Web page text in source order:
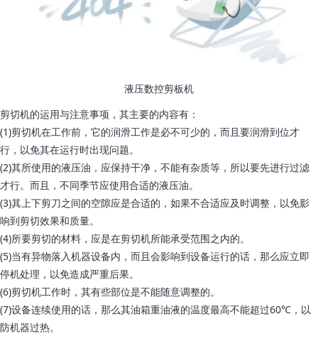
液压数控剪板机
剪切机的运用与注意事项，其主要的内容有：
(1)剪切机在工作前，它的润滑工作是必不可少的，而且要润滑到位才
行，以免其在运行时出现问题。
(2)其所使用的液压油，应保持干净，不能有杂质等，所以要先进行过滤
才行。而且，不同季节应使用合适的液压油。
(3)其上下剪刀之间的空隙应是合适的，如果不合适应及时调整，以免影
响到剪切效果和质量。
(4)所要剪切的材料，应是在剪切机所能承受范围之内的。
(5)当有异物落入机器设备内，而且会影响到设备运行的话，那么应立即
停机处理，以免造成严重后果。
(6)剪切机工作时，其有些部位是不能随意调整的。
(7)设备连续使用的话，那么其油箱重油液的温度最高不能超过60℃，以
防机器过热。